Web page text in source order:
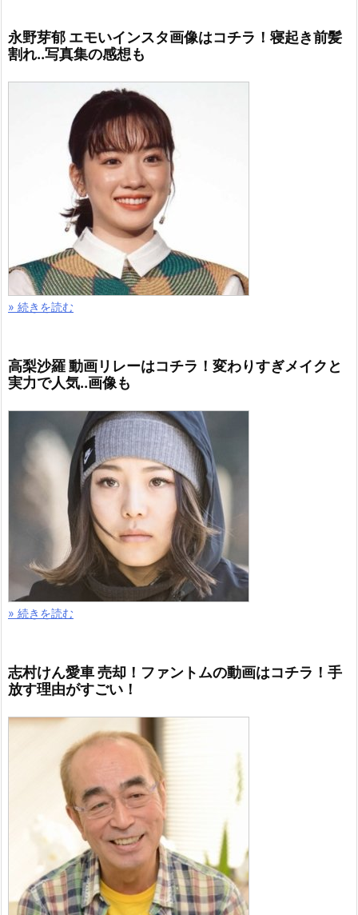
永野芽郁 エモいインスタ画像はコチラ！寝起き前髪
割れ..写真集の感想も
» 続きを読む
高梨沙羅 動画リレーはコチラ！変わりすぎメイクと
実力で人気..画像も
» 続きを読む
志村けん愛車 売却！ファントムの動画はコチラ！手
放す理由がすごい！